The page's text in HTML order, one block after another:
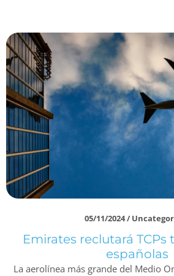
05/11/2024/
Emirates reclutará TCPs
españolas
La aerolínea más grande del Medio